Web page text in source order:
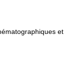
et